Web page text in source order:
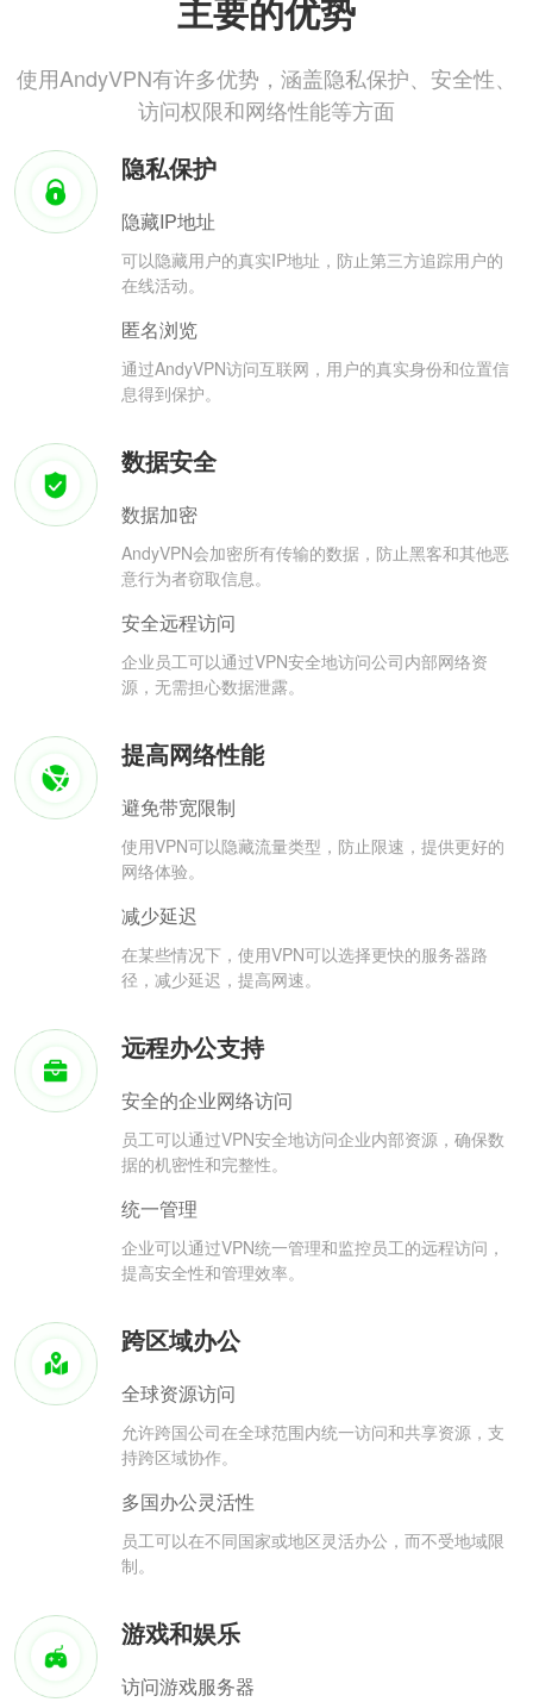
主要的优势
使用AndyVPN有许多优势，涵盖隐私保护、安全性、
访问权限和网络性能等方面
隐私保护
隐藏IP地址
可以隐藏用户的真实IP地址，防止第三方追踪用户的
在线活动。
匿名浏览
通过AndyVPN访问互联网，用户的真实身份和位置信
息得到保护。
数据安全
数据加密
AndyVPN会加密所有传输的数据，防止黑客和其他恶
意行为者窃取信息。
安全远程访问
企业员工可以通过VPN安全地访问公司内部网络资
源，无需担心数据泄露。
提高网络性能
避免带宽限制
使用VPN可以隐藏流量类型，防止限速，提供更好的
网络体验。
减少延迟
在某些情况下，使用VPN可以选择更快的服务器路
径，减少延迟，提高网速。
远程办公支持
安全的企业网络访问
员工可以通过VPN安全地访问企业内部资源，确保数
据的机密性和完整性。
统一管理
企业可以通过VPN统一管理和监控员工的远程访问，
提高安全性和管理效率。
跨区域办公
全球资源访问
允许跨国公司在全球范围内统一访问和共享资源，支
持跨区域协作。
多国办公灵活性
员工可以在不同国家或地区灵活办公，而不受地域限
制。
游戏和娱乐
访问游戏服务器